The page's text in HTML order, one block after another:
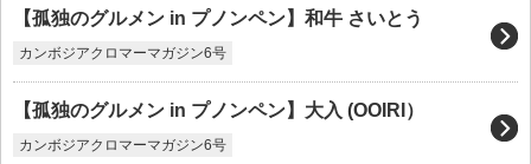
【孤独のグルメン in プノンペン】和牛 さいとう
カンボジアクロマーマガジン6号
【孤独のグルメン in プノンペン】大入 (OOIRI）
カンボジアクロマーマガジン6号